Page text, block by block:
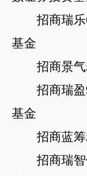
招商瑞乐
基金
招商景
招商瑞盈
基金
招商蓝
招商瑞